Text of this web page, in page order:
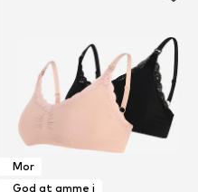
Mor
God at amme i